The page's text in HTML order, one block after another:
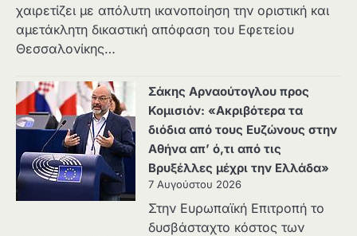
χαιρετίζει με απόλυτη ικανοποίηση την οριστική και
αμετάκλητη δικαστική απόφαση του Εφετείου
Θεσσαλονίκης…
Σάκης Αρναούτογλου προς
Κομισιόν: «Ακριβότερα τα
διόδια από τους Ευζώνους στην
Αθήνα απ’ ό,τι από τις
Βρυξέλλες μέχρι την Ελλάδα»
7 Αυγούστου 2026
Στην Ευρωπαϊκή Επιτροπή το
δυσβάσταχτο κόστος των